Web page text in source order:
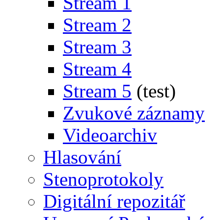
Stream 2
Stream 3
Stream 4
Stream 5 (test)
Zvukové záznamy
Videoarchiv
Hlasování
Stenoprotokoly
Digitální repozitář